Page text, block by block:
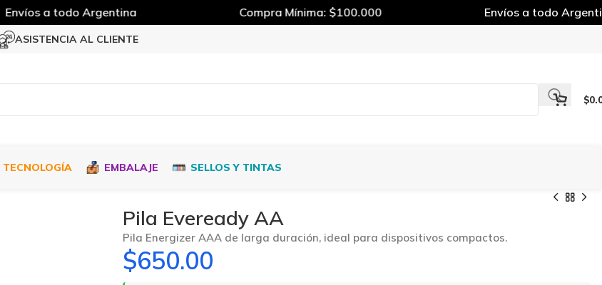
ASISTENCIA AL CLIENTE
$
TECNOLOGÍA EMBALAJE SELLOS Y TINTAS
Pila Eveready AA
Pila Energizer AAA de larga duración, ideal para dispositivos compactos.
$650.00
Envíos a todo Argentina Compra Mínima: $100.000 Envíos a todo